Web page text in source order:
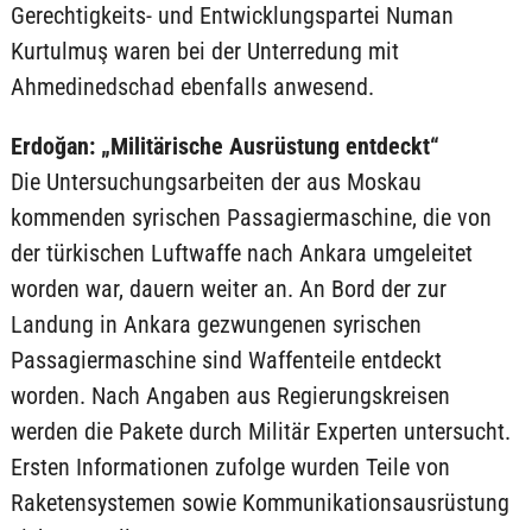
Gerechtigkeits- und Entwicklungspartei Numan
Kurtulmuş waren bei der Unterredung mit
Ahmedinedschad ebenfalls anwesend.
Erdoğan: „Militärische Ausrüstung entdeckt“
Die Untersuchungsarbeiten der aus Moskau
kommenden syrischen Passagiermaschine, die von
der türkischen Luftwaffe nach Ankara umgeleitet
worden war, dauern weiter an. An Bord der zur
Landung in Ankara gezwungenen syrischen
Passagiermaschine sind Waffenteile entdeckt
worden. Nach Angaben aus Regierungskreisen
werden die Pakete durch Militär Experten untersucht.
Ersten Informationen zufolge wurden Teile von
Raketensystemen sowie Kommunikationsausrüstung